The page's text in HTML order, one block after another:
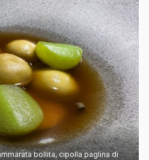
bollita, cipolla paglina di